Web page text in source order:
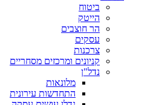
ביטוח
הייטק
הר חוצבים
עסקים
צרכנות
קניונים ומרכזים מסחריים
נדל"ן
מלונאות
התחדשות עירונית